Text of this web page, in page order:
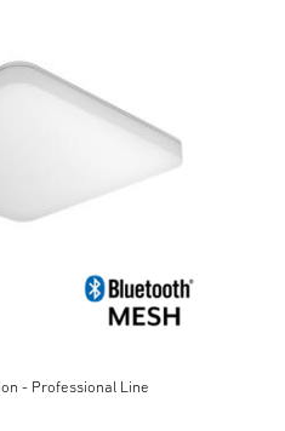
- Professional Line